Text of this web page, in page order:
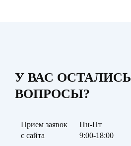
У ВАС ОСТАЛИСЬ
ВОПРОСЫ?
Прием заявок
с сайта
Пн-Пт
9:00-18:00